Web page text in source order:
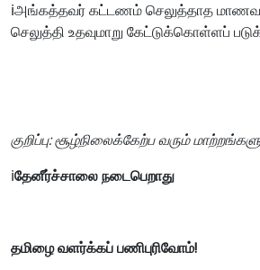
ℹ️அங்கத்தவர் கட்டணம் செலுத்தாத
செலுத்தி உதவுமாறு கேட்டுக்கொள்ளப்
குறிப்பு:சூழ்நிலைக்கேற்பவரும்
ℹ️தேனீர்ச்சாலை நடைபெறாது
தமிழை வளர்க்கப் பணிபுரிவோம்!